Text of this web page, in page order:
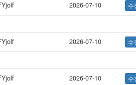
2026-07-10
2026-07-10
2026-07-10